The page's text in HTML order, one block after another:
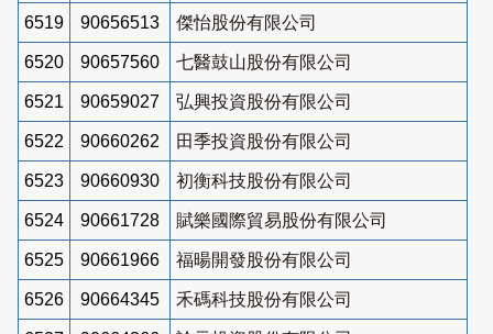
6519 90656513 傑怡股份有限公司
6520 90657560 七醫鼓山股份有限公司
6521 90659027 弘興投資股份有限公司
6522 90660262 田季投資股份有限公司
6523 90660930 初衡科技股份有限公司
6524 90661728 賦樂國際貿易股份有限公司
6525 90661966 福暘開發股份有限公司
6526 90664345 禾碼科技股份有限公司